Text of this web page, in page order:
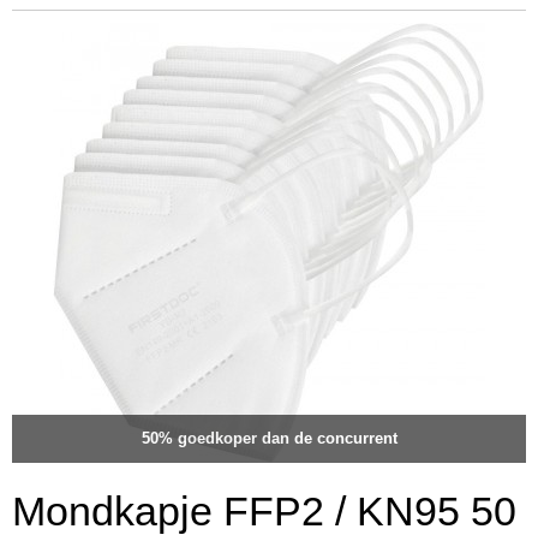
50% goedkoper dan de concurrent
Mondkapje FFP2 / KN95 50